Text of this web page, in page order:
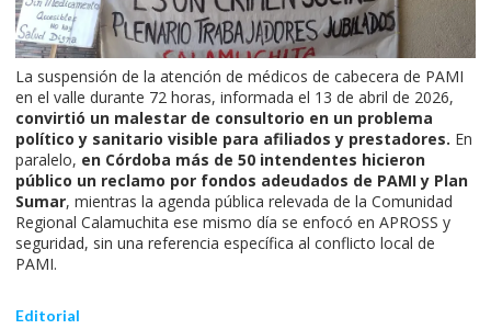
La suspensión de la atención de médicos de cabecera de PAMI
en el valle durante 72 horas, informada el 13 de abril de 2026,
convirtió un malestar de consultorio en un problema
político y sanitario visible para afiliados y prestadores. En
paralelo, en Córdoba más de 50 intendentes hicieron
público un reclamo por fondos adeudados de PAMI y Plan
Sumar, mientras la agenda pública relevada de la Comunidad
Regional Calamuchita ese mismo día se enfocó en APROSS y
seguridad, sin una referencia específica al conflicto local de
PAMI.
Editorial